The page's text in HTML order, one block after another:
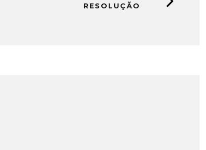
RESOLUÇÃO